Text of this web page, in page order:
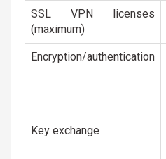
SSL VPN licenses
(maximum)
Encryption/authentication
Key exchange